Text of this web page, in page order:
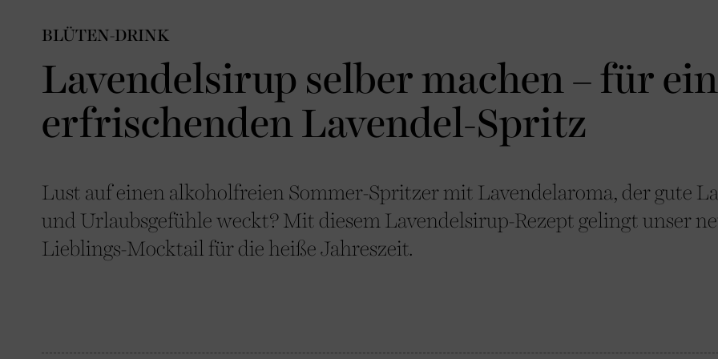
BLÜTEN-DRINK
Lavendelsirup selber machen – für
erfrischenden Lavendel-Spritz
Lust auf einen alkoholfreien Sommer-Spritzer mit Lavendelaroma, der gute
und Urlaubsgefühle weckt? Mit diesem Lavendelsirup-Rezept gelingt unser
Lieblings-Mocktail für die heiße Jahreszeit.